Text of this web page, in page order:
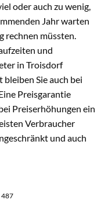
oder auch zu wenig,
Jahr warten
rechnen müssten.
und
in Troisdorf
Sie auch bei
Preisgarantie
Preiserhöhungen ein
Verbraucher
und auch
487